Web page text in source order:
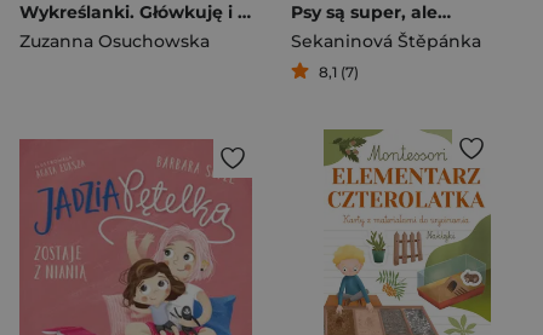
Wykreślanki. Główkuję i rozwiązuję
Zuzanna Osuchowska
Psy są super, ale…
Sekaninová Štěpánka
8,1 (7)